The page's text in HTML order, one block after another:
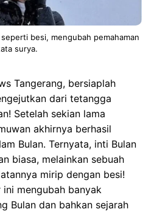
besi, mengubah pemahaman
surya.
Tangerang, bersiaplah
dari tetangga
Setelah sekian lama
akhirnya berhasil
Bulan. Ternyata, inti Bulan
biasa, melainkan sebuah
mirip dengan besi!
ini mengubah banyak
Bulan dan bahkan sejarah